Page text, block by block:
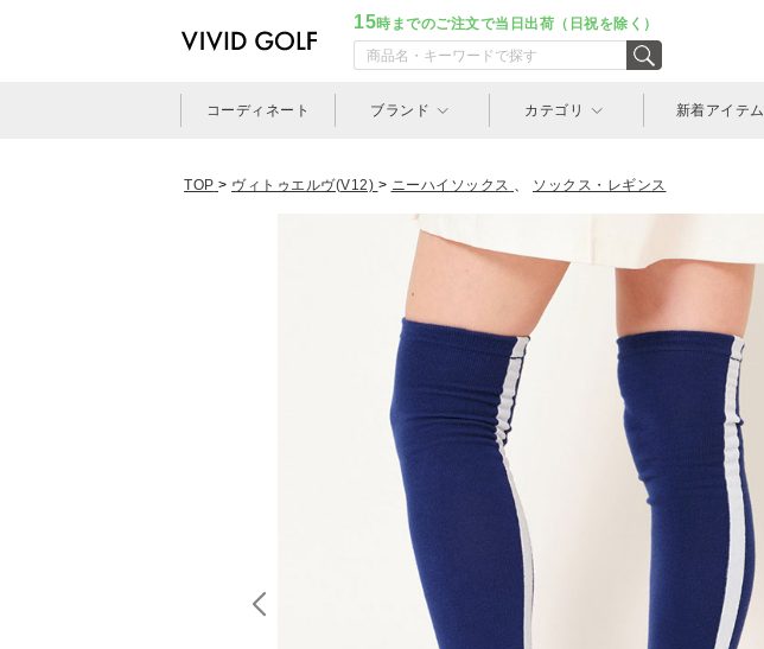
15時までのご注文で当日出荷（日祝を除く）
コーディネート ブランド カテゴリ 新着アイテム
TOP > ヴィトゥエルヴ(V12) > ニーハイソックス 、 ソックス・レギンス